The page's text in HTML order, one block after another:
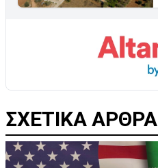
ΣΧΕΤΙΚΑ ΑΡΘΡΑ